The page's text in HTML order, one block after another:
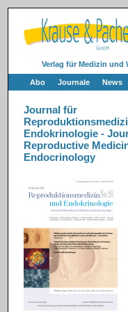
Verlag für Medizin und
Abo Journale News
Journal für
Endokrinologie -
Reproductive
Endocrinology